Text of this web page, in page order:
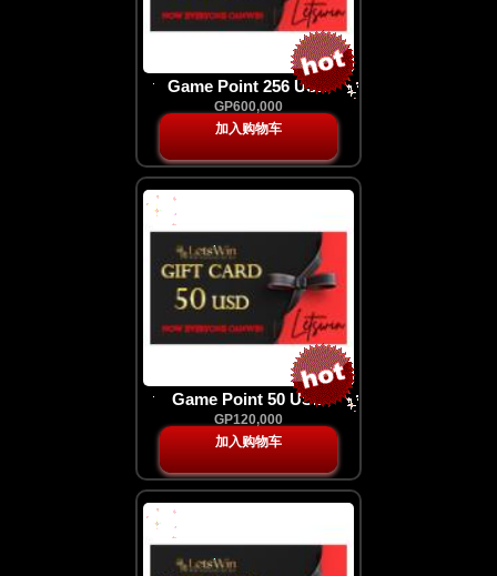
Game Point 256 USD
GP600,000
加入购物车
Game Point 50 USD
GP120,000
加入购物车